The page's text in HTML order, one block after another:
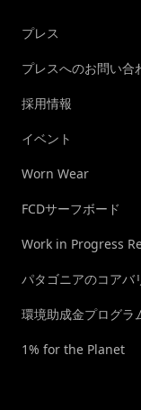
プレス
プレスへのお問い合
採用情報
イベント
Worn Wear
FCDサーフボード
Work in Progress
パタゴニアのコアバ
環境助成金プログラ
1% for the Planet